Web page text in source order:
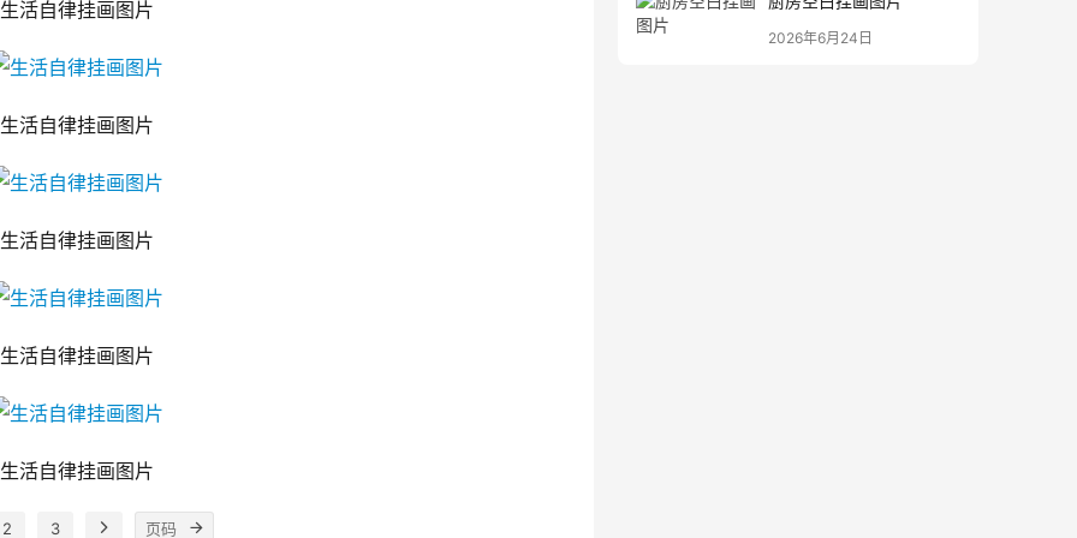
生活自律挂画图片
生活自律挂画图片
生活自律挂画图片
生活自律挂画图片
生活自律挂画图片
2 3
2026年6月24日